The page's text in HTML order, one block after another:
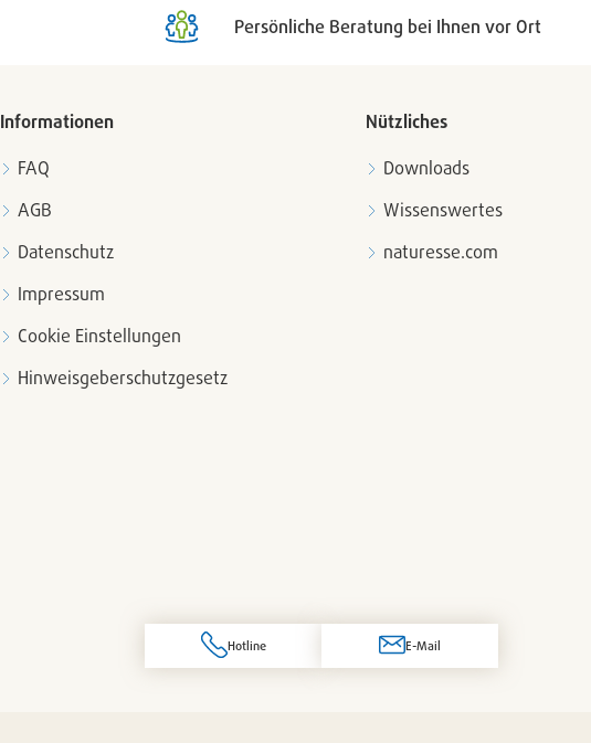
Persönliche Beratung bei Ihnen vor Ort
Informationen
FAQ
AGB
Datenschutz
Impressum
Cookie Einstellungen
Hinweisgeberschutzgesetz
Nützliches
Downloads
Wissenswertes
naturesse.com
Hotline E-Mail